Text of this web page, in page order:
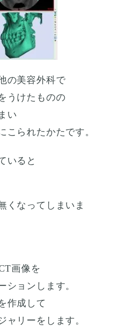
の美容外科で
うけたものの
い
こられたかたです。
いると
くなってしまいま
画像を
ションします。
作成して
ャリーをします。